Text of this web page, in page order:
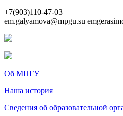
+7(903)110-47-03
em.galyamova@mpgu.su
Об МПГУ
Наша история
Сведения об образовательной